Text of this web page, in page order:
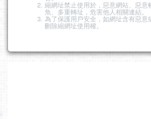
縮網址禁止使用於，惡意網站、惡意
魚、多重轉址，危害他人相關連結。
為了保護用戶安全，如網址含有惡意
刪除縮網址使用權。